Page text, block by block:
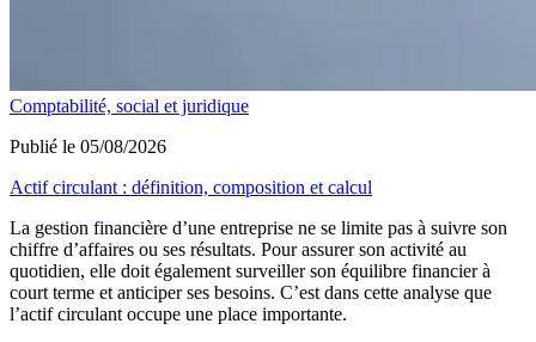
Comptabilité, social et juridique
Publié le 05/08/2026
Actif circulant : définition, composition et calcul
La gestion financière d’une entreprise ne se limite pas à suivre son
chiffre d’affaires ou ses résultats. Pour assurer son activité au
quotidien, elle doit également surveiller son équilibre financier à
court terme et anticiper ses besoins. C’est dans cette analyse que
l’actif circulant occupe une place importante.